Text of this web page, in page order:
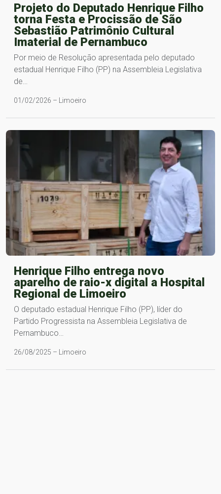
Projeto do Deputado Henrique Filho
torna Festa e Procissão de São
Sebastião Patrimônio Cultural
Imaterial de Pernambuco
Por meio de Resolução apresentada pelo deputado
estadual Henrique Filho (PP) na Assembleia Legislativa
de…
01/02/2026 – Limoeiro
Henrique Filho entrega novo
aparelho de raio-x digital a Hospital
Regional de Limoeiro
O deputado estadual Henrique Filho (PP), líder do
Partido Progressista na Assembleia Legislativa de
Pernambuco…
26/08/2025 – Limoeiro